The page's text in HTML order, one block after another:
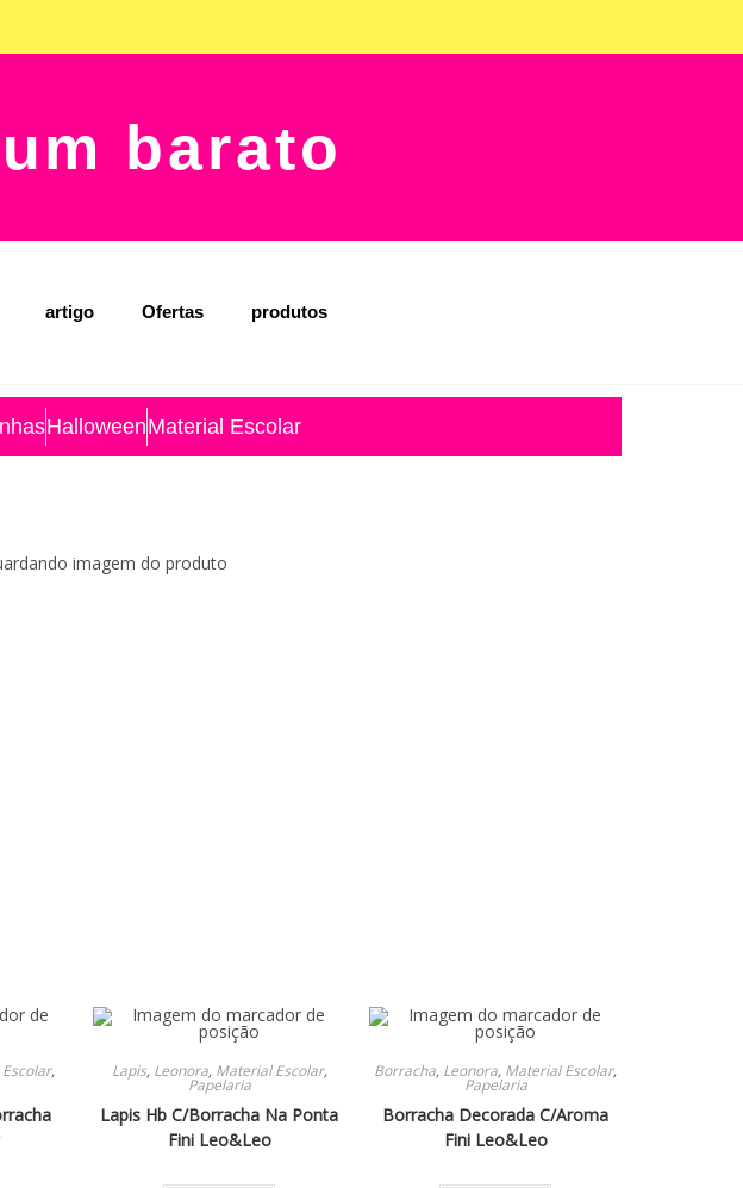
barato
artigo Ofertas produtos
HalloweenMaterial Escolar
, Lapis, Leonora, Material Escolar,
Papelaria
Lapis Hb C/Borracha Na Ponta
Fini Leo&Leo
Borracha, Leonora, Material Escolar,
Papelaria
Borracha Decorada C/Aroma
Fini Leo&Leo